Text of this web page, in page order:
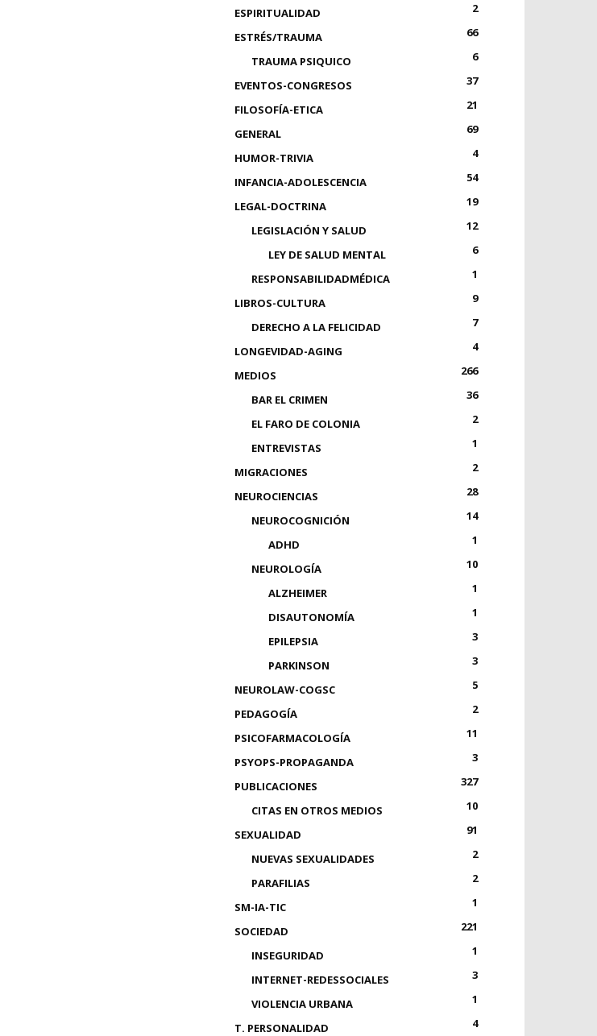
ESPIRITUALIDAD
2
ESTRÉS/TRAUMA
66
TRAUMA PSIQUICO
6
EVENTOS-CONGRESOS
37
FILOSOFÍA-ETICA
21
GENERAL
69
HUMOR-TRIVIA
4
INFANCIA-ADOLESCENCIA
54
LEGAL-DOCTRINA
19
LEGISLACIÓN Y SALUD
12
LEY DE SALUD MENTAL
6
RESPONSABILIDADMÉDICA
1
LIBROS-CULTURA
9
DERECHO A LA FELICIDAD
7
LONGEVIDAD-AGING
4
MEDIOS
266
BAR EL CRIMEN
36
EL FARO DE COLONIA
2
ENTREVISTAS
1
MIGRACIONES
2
NEUROCIENCIAS
28
NEUROCOGNICIÓN
14
ADHD
1
NEUROLOGÍA
10
ALZHEIMER
1
DISAUTONOMÍA
1
EPILEPSIA
3
PARKINSON
3
NEUROLAW-COGSC
5
PEDAGOGÍA
2
PSICOFARMACOLOGÍA
11
PSYOPS-PROPAGANDA
3
PUBLICACIONES
327
CITAS EN OTROS MEDIOS
10
SEXUALIDAD
91
NUEVAS SEXUALIDADES
2
PARAFILIAS
2
SM-IA-TIC
1
SOCIEDAD
221
INSEGURIDAD
1
INTERNET-REDESSOCIALES
3
VIOLENCIA URBANA
1
T. PERSONALIDAD
4